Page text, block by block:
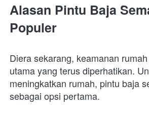
Alasan Pintu Baja
Populer
Diera sekarang, keamanan
utama yang terus diperhatikan.
meningkatkan rumah, pintu baja
sebagai opsi pertama.